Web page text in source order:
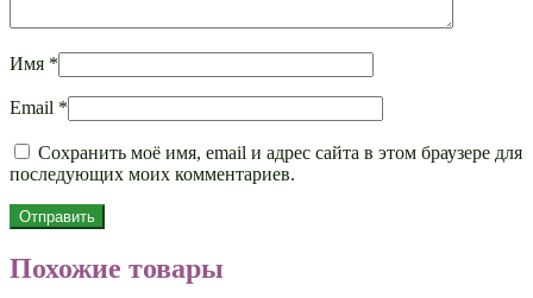
Имя *
Email *
Сохранить моё имя, email и адрес сайта в этом браузере для
последующих моих комментариев.
Похожие товары